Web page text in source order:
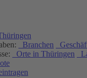
Branchen
Orte in Thüringen